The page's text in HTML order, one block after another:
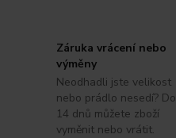
Záruka vrácení nebo
výměny
Neodhadli jste velikost
nebo prádlo nesedí? Do
14 dnů můžete zboží
vyměnit nebo vrátit.